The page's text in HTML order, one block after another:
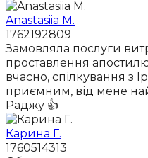
Anastasiia M.
1762192809
Замовляла послуги
проставлення
вчасно, спілкування з
приємним, від мене
Раджу 👍
Карина Г.
1760514313